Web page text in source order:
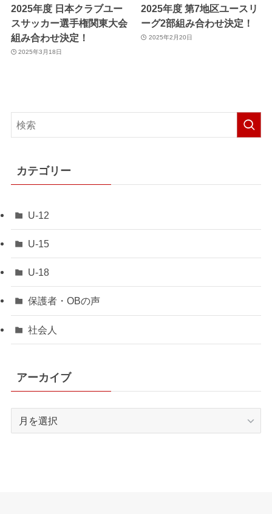
2025年度 日本クラブユー
スサッカー選手権関東大会
組み合わせ決定！
2025年3月18日
2025年度 第7地区ユースリ
ーグ2部組み合わせ決定！
2025年2月20日
カテゴリー
U-12
U-15
U-18
保護者・OBの声
社会人
アーカイブ